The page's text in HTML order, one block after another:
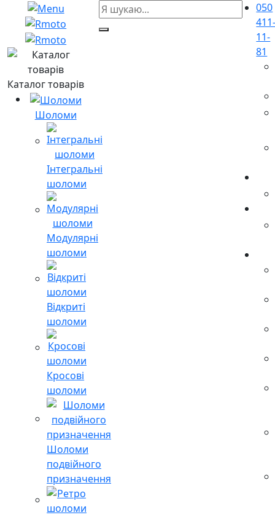
Каталог товарів
Шоломи
Інтегральні
шоломи
Модулярні
шоломи
Відкриті
шоломи
Кросові
шоломи
Шоломи
подвійного
призначення
050
11-
81